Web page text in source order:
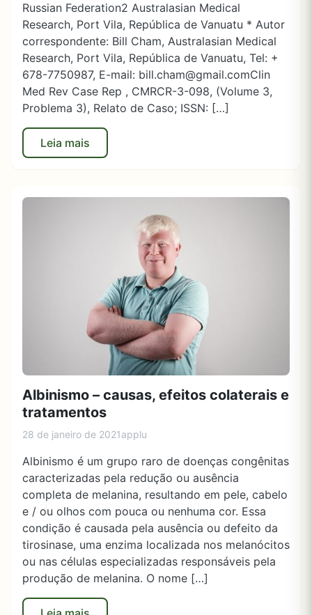
Russian Federation2 Australasian Medical
Research, Port Vila, República de Vanuatu * Autor
correspondente: Bill Cham, Australasian Medical
Research, Port Vila, República de Vanuatu, Tel: +
678-7750987, E-mail: bill.cham@gmail.comClin
Med Rev Case Rep , CMRCR-3-098, (Volume 3,
Problema 3), Relato de Caso; ISSN: […]
Leia mais
Albinismo – causas, efeitos colaterais e
tratamentos
28 de janeiro de 2021applu
Albinismo é um grupo raro de doenças congênitas
caracterizadas pela redução ou ausência
completa de melanina, resultando em pele, cabelo
e / ou olhos com pouca ou nenhuma cor. Essa
condição é causada pela ausência ou defeito da
tirosinase, uma enzima localizada nos melanócitos
ou nas células especializadas responsáveis ​​pela
produção de melanina. O nome […]